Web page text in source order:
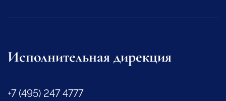
Исполнительная дирекция
+7 (495) 247 4777